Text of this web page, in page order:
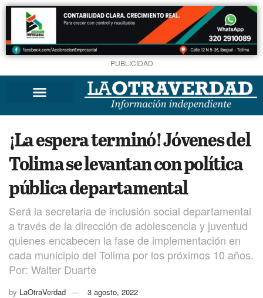
PUBLICIDAD
¡La espera terminó! Jóvenes del
Tolima se levantan con política
pública departamental
Será la secretaria de inclusión social departamental
a través de la dirección de adolescencia y juventud
quienes encabecen la fase de implementación en
cada municipio del Tolima por los próximos 10 años.
Por: Walter Duarte
by LaOtraVerdad 3 agosto, 2022